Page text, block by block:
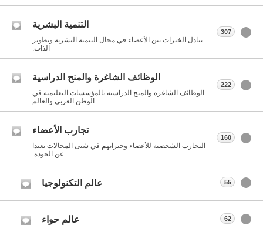
التنمية البشرية
تبادل الخبرات بين الأعضاء في مجال التنمية البشرية وتطوير
الذات.
307
الوظائف الشاغرة والمنح الدراسية
الوظائف الشاغرة والمنح الدراسية بالمؤسسات التعليمية في
الوطن العربي والعالم
222
تجارب الأعضاء
التجارب الشخصية للأعضاء وخبراتهم في شتى المجالات بعيداً
عن الجودة.
160
عالم التكنولوجيا 55
عالم حواء 62